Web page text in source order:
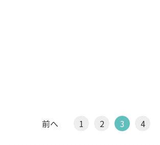
前へ 1 2 3 4